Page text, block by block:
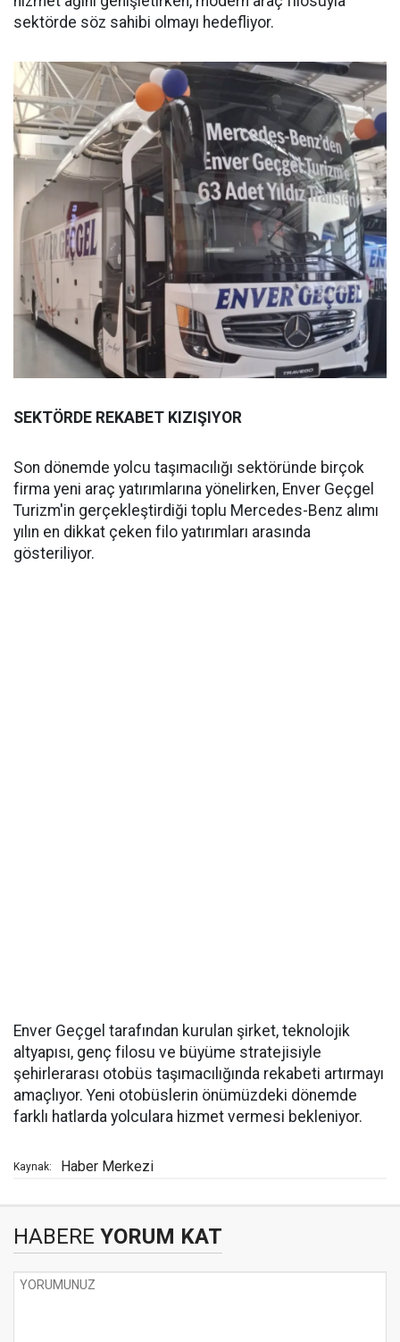
sektörde söz sahibi olmayı hedefliyor.
SEKTÖRDE REKABET KIZIŞIYOR
Son dönemde yolcu taşımacılığı sektöründe birçok
firma yeni araç yatırımlarına yönelirken, Enver Geçgel
Turizm'in gerçekleştirdiği toplu Mercedes-Benz alımı
yılın en dikkat çeken filo yatırımları arasında
gösteriliyor.
Enver Geçgel tarafından kurulan şirket, teknolojik
altyapısı, genç filosu ve büyüme stratejisiyle
şehirlerarası otobüs taşımacılığında rekabeti artırmayı
amaçlıyor. Yeni otobüslerin önümüzdeki dönemde
farklı hatlarda yolculara hizmet vermesi bekleniyor.
Kaynak: Haber Merkezi
HABERE YORUM KAT